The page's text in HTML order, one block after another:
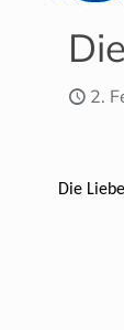
2.
Die